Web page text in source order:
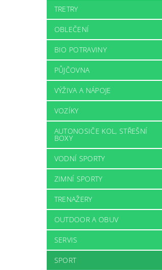
TRETRY
OBLEČENÍ
BIO POTRAVINY
PŮJČOVNA
VÝŽIVA A NÁPOJE
VOZÍKY
AUTONOSIČE KOL, STŘEŠNÍ
BOXY
VODNÍ SPORTY
ZIMNÍ SPORTY
TRENAŽERY
OUTDOOR A OBUV
SERVIS
SPORT